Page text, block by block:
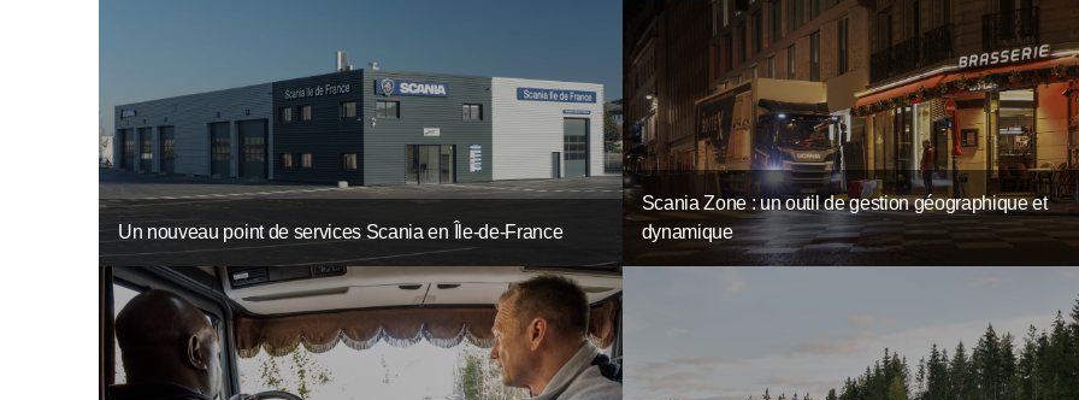
Un nouveau point de services Scania en Île-de-France
Scania Zone : un outil de gestion géographique et
dynamique